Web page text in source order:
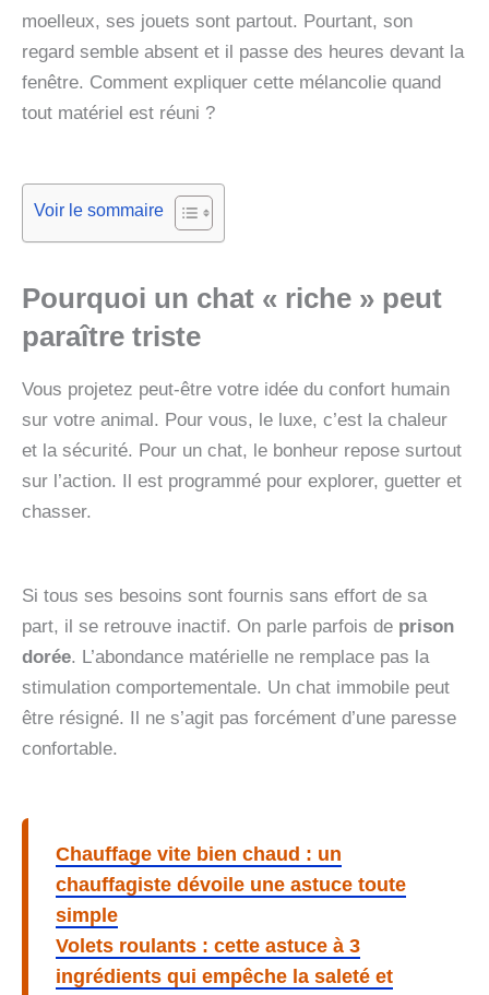
moelleux, ses jouets sont partout. Pourtant, son
regard semble absent et il passe des heures devant la
fenêtre. Comment expliquer cette mélancolie quand
tout matériel est réuni ?
Voir le sommaire
Pourquoi un chat « riche » peut
paraître triste
Vous projetez peut-être votre idée du confort humain
sur votre animal. Pour vous, le luxe, c’est la chaleur
et la sécurité. Pour un chat, le bonheur repose surtout
sur l’action. Il est programmé pour explorer, guetter et
chasser.
Si tous ses besoins sont fournis sans effort de sa
part, il se retrouve inactif. On parle parfois de prison
dorée. L’abondance matérielle ne remplace pas la
stimulation comportementale. Un chat immobile peut
être résigné. Il ne s’agit pas forcément d’une paresse
confortable.
Chauffage vite bien chaud : un
chauffagiste dévoile une astuce toute
simple
Volets roulants : cette astuce à 3
ingrédients qui empêche la saleté et